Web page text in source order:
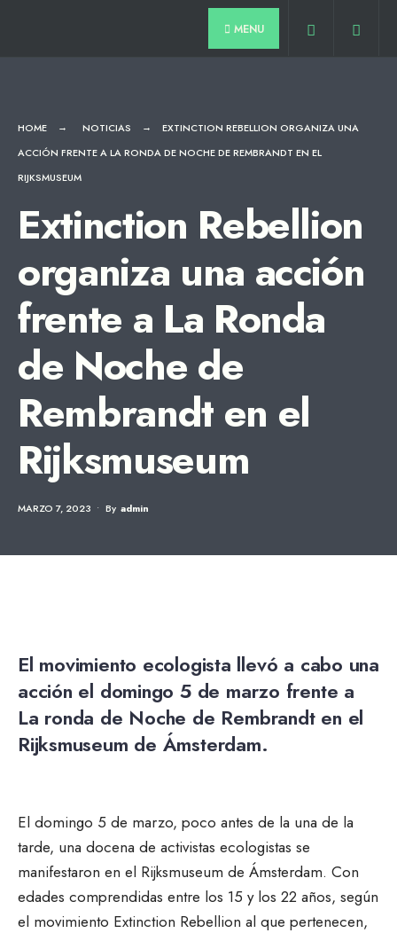
MENU
HOME NOTICIAS
EXTINCTION REBELLION ORGANIZA UNA
ACCIÓN FRENTE A LA RONDA DE NOCHE DE REMBRANDT EN EL
RIJKSMUSEUM
Extinction Rebellion
organiza una acción
frente a La Ronda
de Noche de
Rembrandt en el
Rijksmuseum
MARZO 7, 2023 • By Admin
El movimiento ecologista llevó a cabo una
acción el domingo 5 de marzo frente a
La ronda de Noche de Rembrandt en el
Rijksmuseum de Ámsterdam.
El domingo 5 de marzo, poco antes de la una de la
tarde, una docena de activistas ecologistas se
manifestaron en el Rijksmuseum de Ámsterdam. Con
edades comprendidas entre los 15 y los 22 años, según
el movimiento Extinction Rebellion al que pertenecen,